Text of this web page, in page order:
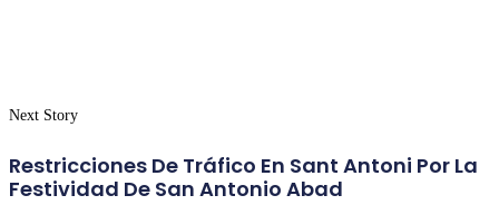
Next Story
Restricciones De Tráfico En Sant Antoni Por La
Festividad De San Antonio Abad